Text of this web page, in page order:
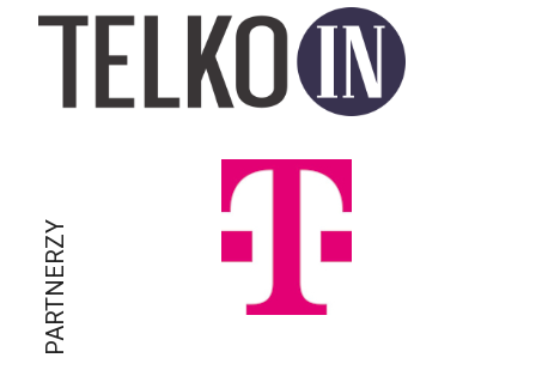
PARTNERZY